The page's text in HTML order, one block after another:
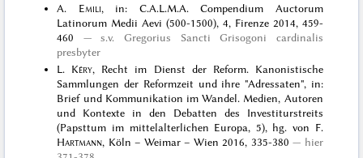
A. Emili, in: C.A.L.M.A. Compendium Auctorum
Latinorum Medii Aevi (500-1500), 4, Firenze 2014, 459-
460
s.v. Gregorius Sancti Grisogoni cardinalis
presbyter
L. Kéry, Recht im Dienst der Reform. Kanonistische
Sammlungen der Reformzeit und ihre "Adressaten", in:
Brief und Kommunikation im Wandel. Medien, Autoren
und Kontexte in den Debatten des Investiturstreits
(Papsttum im mittelalterlichen Europa, 5), hg. von F.
Hartmann, Köln – Weimar – Wien 2016, 335-380
hier